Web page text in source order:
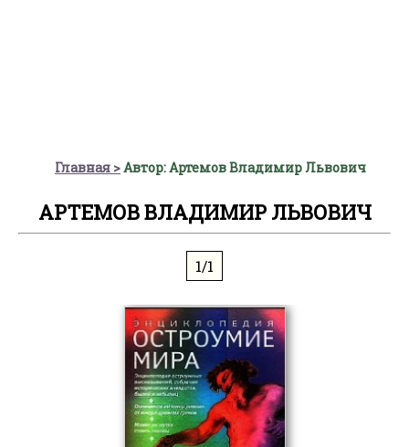
Главная Автор: Артемов Владимир Львович
АРТЕМОВ ВЛАДИМИР ЛЬВОВИЧ
1/1